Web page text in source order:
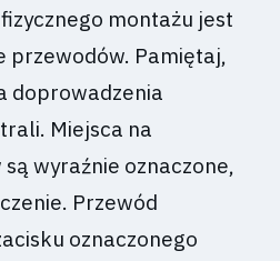
montażu jest
przewodów. Pamiętaj,
doprowadzenia
Miejsca na
wyraźnie oznaczone,
Przewód
oznaczonego